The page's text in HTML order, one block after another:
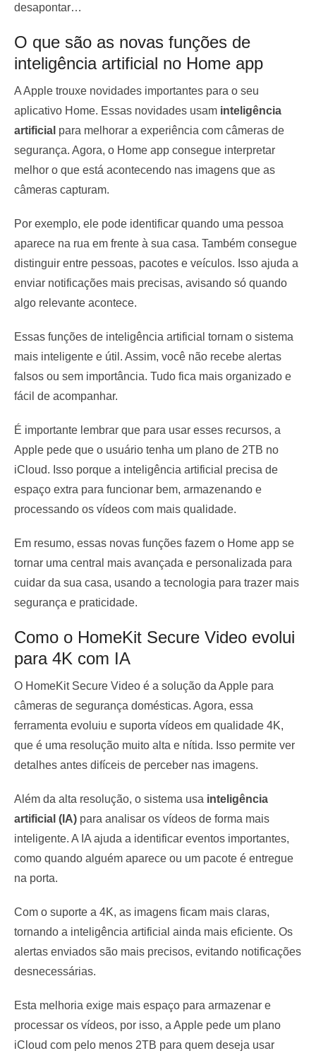
desapontar…
O que são as novas funções de
inteligência artificial no Home app
A Apple trouxe novidades importantes para o seu
aplicativo Home. Essas novidades usam inteligência
artificial para melhorar a experiência com câmeras de
segurança. Agora, o Home app consegue interpretar
melhor o que está acontecendo nas imagens que as
câmeras capturam.
Por exemplo, ele pode identificar quando uma pessoa
aparece na rua em frente à sua casa. Também consegue
distinguir entre pessoas, pacotes e veículos. Isso ajuda a
enviar notificações mais precisas, avisando só quando
algo relevante acontece.
Essas funções de inteligência artificial tornam o sistema
mais inteligente e útil. Assim, você não recebe alertas
falsos ou sem importância. Tudo fica mais organizado e
fácil de acompanhar.
É importante lembrar que para usar esses recursos, a
Apple pede que o usuário tenha um plano de 2TB no
iCloud. Isso porque a inteligência artificial precisa de
espaço extra para funcionar bem, armazenando e
processando os vídeos com mais qualidade.
Em resumo, essas novas funções fazem o Home app se
tornar uma central mais avançada e personalizada para
cuidar da sua casa, usando a tecnologia para trazer mais
segurança e praticidade.
Como o HomeKit Secure Video evolui
para 4K com IA
O HomeKit Secure Video é a solução da Apple para
câmeras de segurança domésticas. Agora, essa
ferramenta evoluiu e suporta vídeos em qualidade 4K,
que é uma resolução muito alta e nítida. Isso permite ver
detalhes antes difíceis de perceber nas imagens.
Além da alta resolução, o sistema usa inteligência
artificial (IA) para analisar os vídeos de forma mais
inteligente. A IA ajuda a identificar eventos importantes,
como quando alguém aparece ou um pacote é entregue
na porta.
Com o suporte a 4K, as imagens ficam mais claras,
tornando a inteligência artificial ainda mais eficiente. Os
alertas enviados são mais precisos, evitando notificações
desnecessárias.
Esta melhoria exige mais espaço para armazenar e
processar os vídeos, por isso, a Apple pede um plano
iCloud com pelo menos 2TB para quem deseja usar